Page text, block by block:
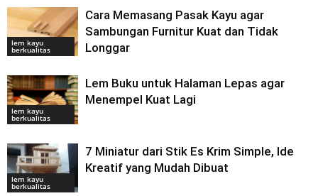
lem kayu
berkualitas
Cara Memasang Pasak Kayu agar
Sambungan Furnitur Kuat dan Tidak
Longgar
lem kayu
berkualitas
Lem Buku untuk Halaman Lepas agar
Menempel Kuat Lagi
lem kayu
berkualitas
7 Miniatur dari Stik Es Krim Simple, Ide
Kreatif yang Mudah Dibuat